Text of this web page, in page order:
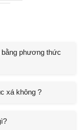
phương thức
xá không ?